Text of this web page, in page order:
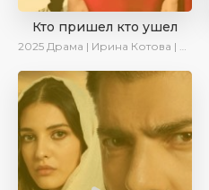
Кто пришел кто ушел
2025 Драма | Ирина Котова | Новинки | Сериалы 2025